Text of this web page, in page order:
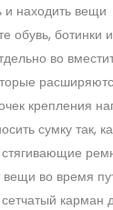
и находить вещи
обувь, ботинки
во
крепления
сумку так,
во время
карман